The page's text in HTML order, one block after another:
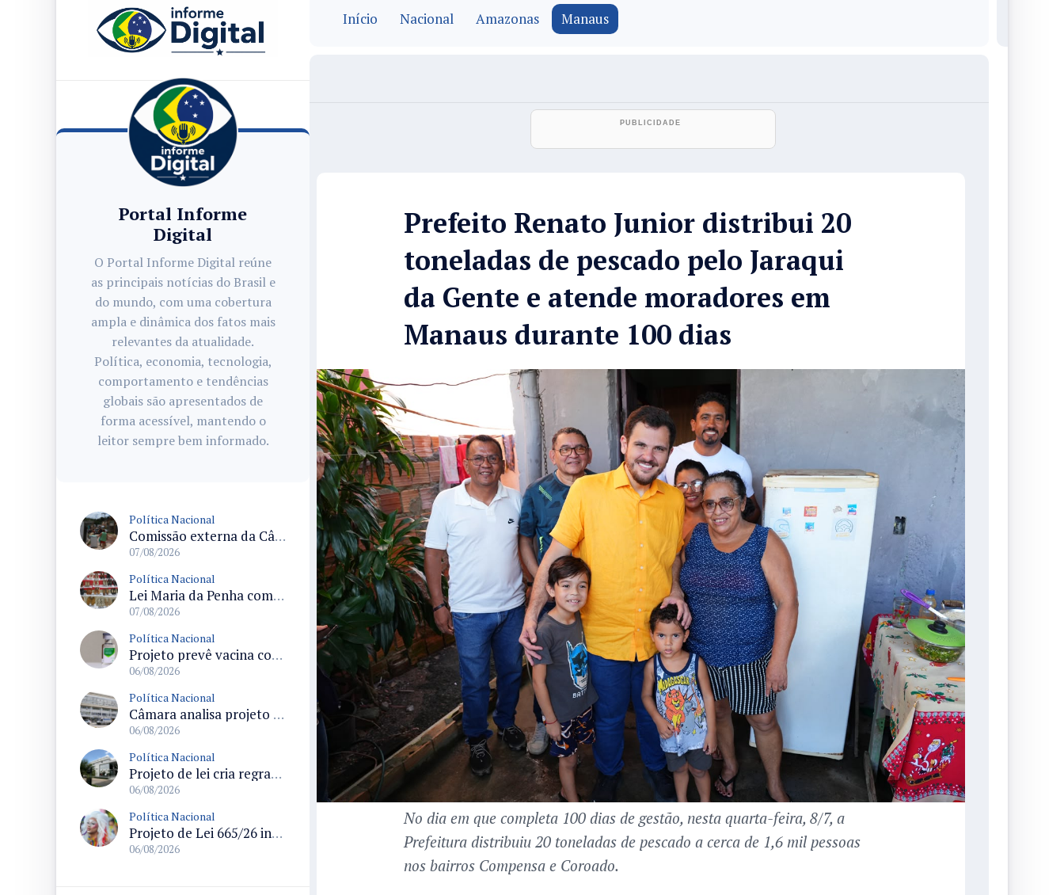
Portal Informe
Digital
O Portal Informe Digital reúne
as principais notícias do Brasil e
do mundo, com uma cobertura
ampla e dinâmica dos fatos mais
relevantes da atualidade.
Política, economia, tecnologia,
comportamento e tendências
globais são apresentados de
forma acessível, mantendo o
leitor sempre bem informado.
Política Nacional
Comissão externa da Câmara convoca audiência pública sobre chuvas na Zona da Mata de Minas Gerais e impactos em Juiz de Fora
07/08/2026
Política Nacional
Lei Maria da Penha completa 20 anos consolidada como norma de proteção e medidas protetivas no Brasil
07/08/2026
Política Nacional
Projeto prevê vacina contra HPV obrigatória e testes moleculares para rastreamento do câncer do colo do útero
06/08/2026
Política Nacional
Câmara analisa projeto que cria Política Nacional de Qualificação e Valorização da Preceptoria na Residência Médica
06/08/2026
Política Nacional
Projeto de lei cria regras para punir litigância abusiva reversa e integrar sistemas do Judiciário
06/08/2026
Política Nacional
Projeto de Lei 665/26 institui política nacional para prevenção ao transfeminicídio e prevê medidas de proteção e reparação
06/08/2026
Início Nacional Amazonas Manaus
Prefeito Renato Junior distribui 20
toneladas de pescado pelo Jaraqui
da Gente e atende moradores em
Manaus durante 100 dias
No dia em que completa 100 dias de gestão, nesta quarta-feira, 8/7, a
Prefeitura distribuiu 20 toneladas de pescado a cerca de 1,6 mil pessoas
nos bairros Compensa e Coroado.